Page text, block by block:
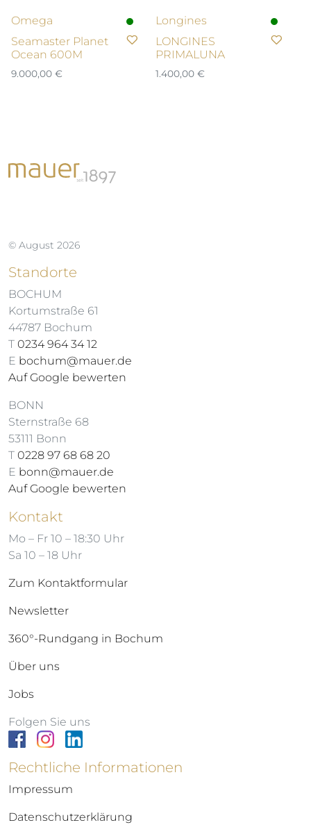
Omega
Seamaster Planet
Ocean 600M
9.000,00 €
Longines
LONGINES
PRIMALUNA
1.400,00 €
© August 2026
Standorte
BOCHUM
Kortumstraße 61
44787 Bochum
T 0234 964 34 12
E bochum@mauer.de
Auf Google bewerten
BONN
Sternstraße 68
53111 Bonn
T 0228 97 68 68 20
E bonn@mauer.de
Auf Google bewerten
Kontakt
Mo – Fr 10 – 18:30 Uhr
Sa 10 – 18 Uhr
Zum Kontaktformular
Newsletter
360°-Rundgang in Bochum
Über uns
Jobs
Folgen Sie uns
Rechtliche Informationen
Impressum
Datenschutzerklärung